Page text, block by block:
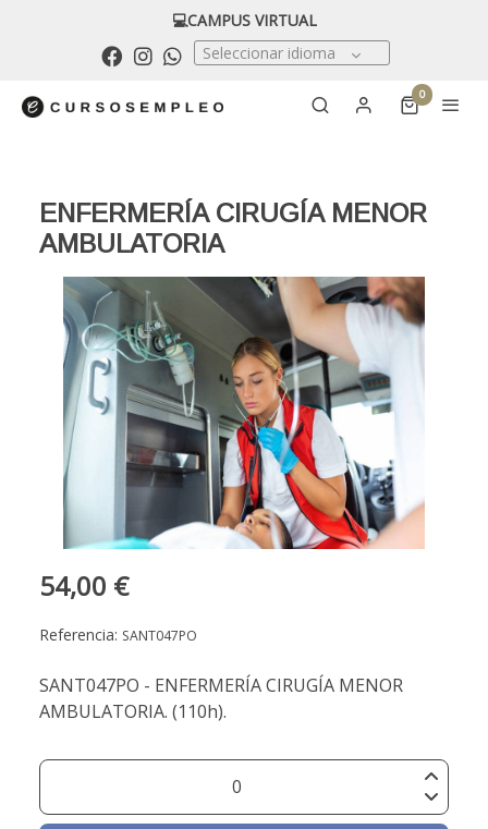
💻CAMPUS VIRTUAL
Seleccionar idioma
0
ENFERMERÍA CIRUGÍA MENOR
AMBULATORIA
54,00 €
Referencia: SANT047PO
SANT047PO - ENFERMERÍA CIRUGÍA MENOR
AMBULATORIA. (110h).